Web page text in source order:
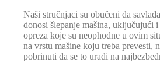
Naši stručnjaci su obučeni da
donosi šlepanje mašina, uključujući i
opreza koje su neophodne u ovim
na vrstu mašine koju treba prevesti,
pobrinuti da se to uradi na